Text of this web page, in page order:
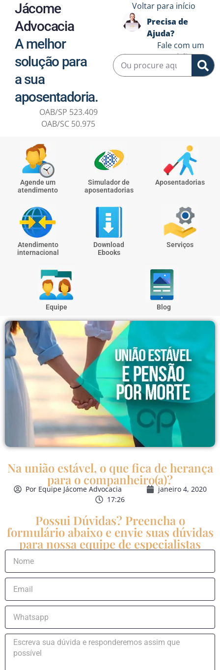
Jácome
Advocacia
A melhor
solução para
a sua
aposentadoria.
OAB/SP 523.409
OAB/SC 50.975
Voltar para início
Precisa de
Ajuda?
Fale com um
especialista ↗️
Agende um
atendimento
Simulador de
aposentadorias
Aposentadorias
Atendimento
internacional
Download
Ebooks
Serviços
Equipe Blog
Na união estável, o que fica de herança
para o companheiro(a)?
PorEquipe Jácome Advocacia
janeiro 4, 2020
17:26
Possui Dúvidas? Preencha o
formulário abaixo e envie suas dúvidas
para nossa equipe de especialistas